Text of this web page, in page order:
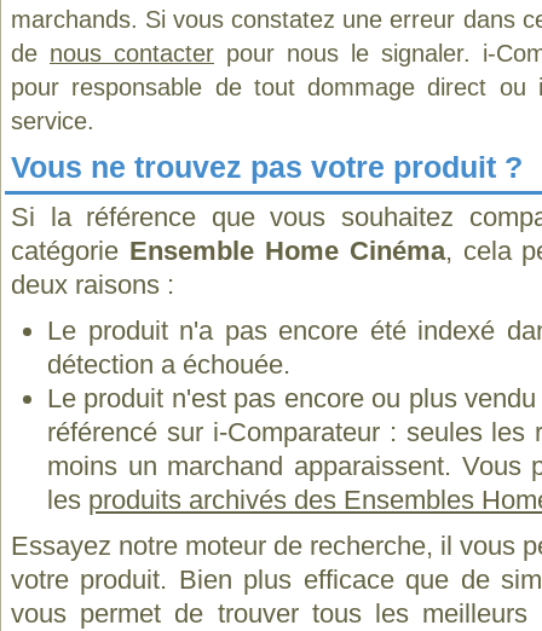
marchands. Si vous constatez une erreur dans
de nous contacter pour nous le signaler. i-
pour responsable de tout dommage direct
service.
Vous ne trouvez pas votre produit ?
Si la référence que vous souhaitez
catégorie Ensemble Home Cinéma, cela
deux raisons :
Le produit n'a pas encore été indexé
détection a échouée.
Le produit n'est pas encore ou plus
référencé sur i-Comparateur : seules les
moins un marchand apparaissent. Vous
les produits archivés des Ensembles
Essayez notre moteur de recherche, il vous
votre produit. Bien plus efficace que de
vous permet de trouver tous les